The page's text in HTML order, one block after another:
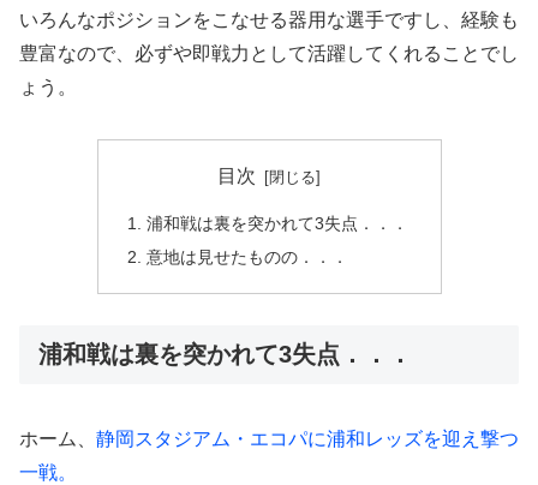
いろんなポジションをこなせる器用な選手ですし、経験も
豊富なので、必ずや即戦力として活躍してくれることでし
ょう。
目次
浦和戦は裏を突かれて3失点．．．
意地は見せたものの．．．
浦和戦は裏を突かれて3失点．．．
ホーム、 静岡スタジアム・エコパに浦和レッズを迎え撃つ
一戦。